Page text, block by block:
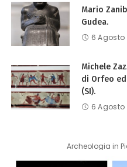
Mario
Gudea.
6 Agosto
Michele
di Orfeo ed
(SI).
6 Agosto
Archeologia in